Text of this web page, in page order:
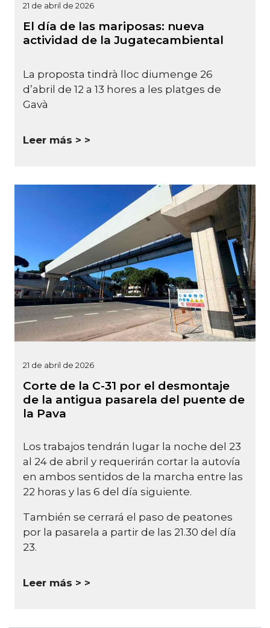
21 de abril de 2026
El día de las mariposas: nueva
actividad de la Jugatecambiental
La proposta tindrà lloc diumenge 26
d’abril de 12 a 13 hores a les platges de
Gavà
Leer más >
21 de abril de 2026
Corte de la C-31 por el desmontaje
de la antigua pasarela del puente de
la Pava
Los trabajos tendrán lugar la noche del 23
al 24 de abril y requerirán cortar la autovía
en ambos sentidos de la marcha entre las
22 horas y las 6 del día siguiente.
También se cerrará el paso de peatones
por la pasarela a partir de las 21.30 del día
23.
Leer más >